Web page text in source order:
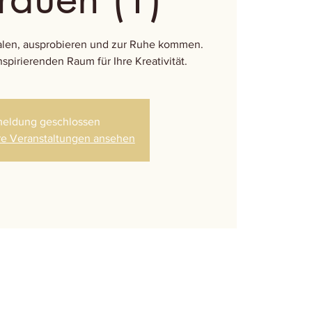
ausprobieren und zur Ruhe kommen.
Raum für Ihre Kreativität.
geschlossen
Veranstaltungen ansehen